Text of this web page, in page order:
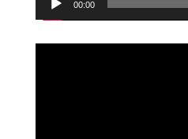
00:00